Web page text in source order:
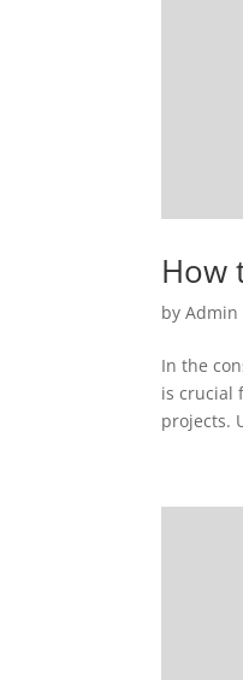
How
byAdmin
In the
is crucial
projects.